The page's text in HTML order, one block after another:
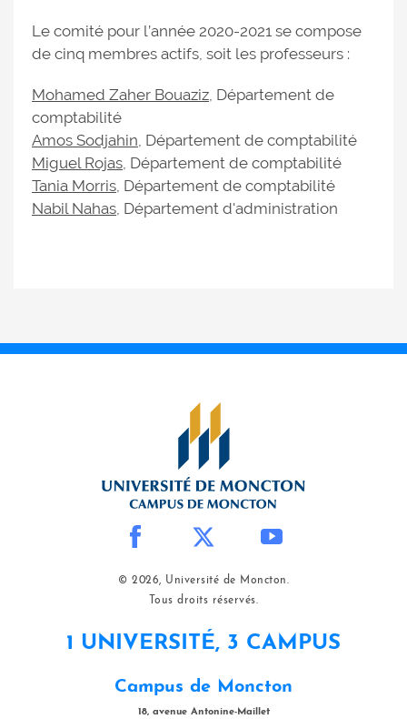
Le comité pour l’année 2020-2021 se compose
de cinq membres actifs, soit les professeurs :
Mohamed Zaher Bouaziz, Département de
comptabilité
Amos Sodjahin, Département de comptabilité
Miguel Rojas, Département de comptabilité
Tania Morris, Département de comptabilité
Nabil Nahas, Département d'administration
© 2026, Université de Moncton.
Tous droits réservés.
1 UNIVERSITÉ, 3 CAMPUS
Campus de Moncton
18, avenue Antonine-Maillet